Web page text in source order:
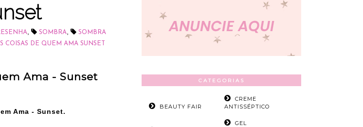
SOMBRA
SOMBRA
COISAS DE QUEM AMA SUNSET
Ama - Sunset
Ama - Sunset.
CATEGORIAS
BEAUTY FAIR
CREME
ANTISSÉPTICO
GEL